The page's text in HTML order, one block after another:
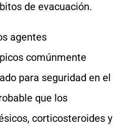
de evacuación.
agentes
comúnmente
para seguridad en el
que los
corticosteroides y